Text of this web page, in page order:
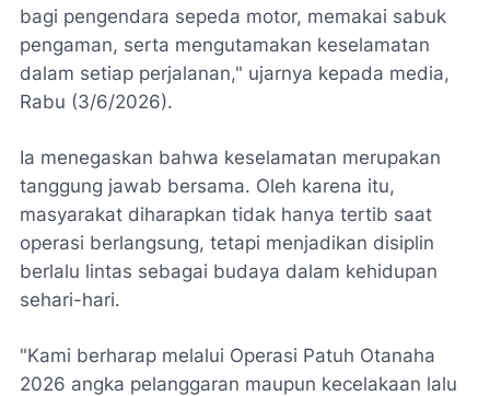
bagi pengendara sepeda motor, memakai sabuk
pengaman, serta mengutamakan keselamatan
dalam setiap perjalanan," ujarnya kepada media,
Rabu (3/6/2026).
Ia menegaskan bahwa keselamatan merupakan
tanggung jawab bersama. Oleh karena itu,
masyarakat diharapkan tidak hanya tertib saat
operasi berlangsung, tetapi menjadikan disiplin
berlalu lintas sebagai budaya dalam kehidupan
sehari-hari.
"Kami berharap melalui Operasi Patuh Otanaha
2026 angka pelanggaran maupun kecelakaan lalu